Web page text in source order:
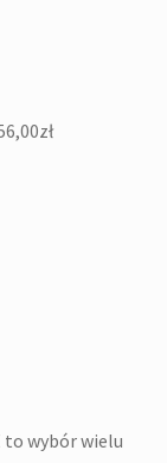
zł
to wybór wielu